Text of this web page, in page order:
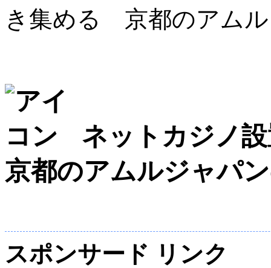
き集める 京都のアムル
ネットカジノ
京都のアムルジャパ
スポンサード リンク